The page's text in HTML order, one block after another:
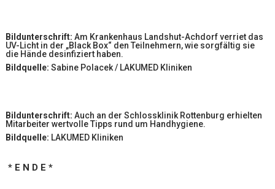
Bildunterschrift:Am Krankenhaus Landshut-Achdorf verriet das
UV-Licht in der „Black Box“ den Teilnehmern, wie sorgfältig sie
die Hände desinfiziert haben.
Bildquelle:Sabine Polacek / LAKUMED Kliniken
Bildunterschrift:Auch an der Schlossklinik Rottenburg erhielten
Mitarbeiter wertvolle Tipps rund um Handhygiene.
Bildquelle: LAKUMED Kliniken
* E N D E *